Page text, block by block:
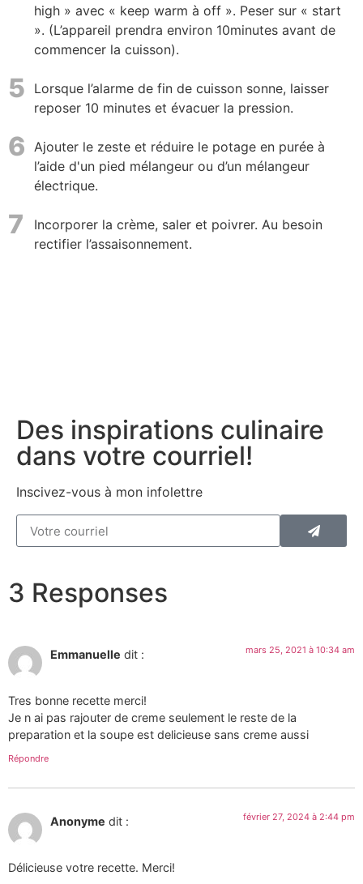
high » avec « keep warm à off ». Peser sur « start
». (L’appareil prendra environ 10minutes avant de
commencer la cuisson).
5
Lorsque l’alarme de fin de cuisson sonne, laisser
reposer 10 minutes et évacuer la pression.
6
Ajouter le zeste et réduire le potage en purée à
l’aide d'un pied mélangeur ou d’un mélangeur
électrique.
7
Incorporer la crème, saler et poivrer. Au besoin
rectifier l’assaisonnement.
Des inspirations culinaire
dans votre courriel!
Inscivez-vous à mon infolettre
3 Responses
Emmanuelle dit : mars 25, 2021 à 10:34 am
Tres bonne recette merci!
Je n ai pas rajouter de creme seulement le reste de la
preparation et la soupe est delicieuse sans creme aussi
Répondre
Anonyme dit : février 27, 2024 à 2:44 pm
Délicieuse votre recette. Merci!